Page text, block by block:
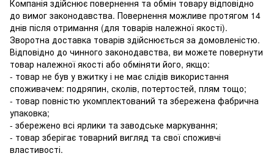
Компанія здійснює повернення та обмін товару відповідно
до вимог законодавства. Повернення можливе протягом 14
днів після отримання (для товарів належної якості).
Зворотна доставка товарів здійснюється за домовленістю.
Відповідно до чинного законодавства, ви можете повернути
товар належної якості або обміняти його, якщо:
- товар не був у вжитку і не має слідів використання
споживачем: подряпин, сколів, потертостей, плям тощо;
- товар повністю укомплектований та збережена фабрична
упаковка;
- збережено всі ярлики та заводське маркування;
- товар зберігає товарний вигляд та свої споживчі
властивості.